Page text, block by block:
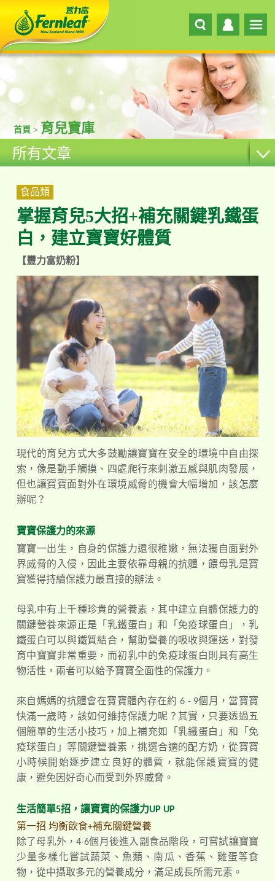
首頁 > 育兒寶庫
所有文章
食品類
掌握育兒5大招+補充關鍵乳鐵蛋
白，建立寶寶好體質
【豐力富奶粉】
現代的育兒方式大多鼓勵讓寶寶在安全的環境中自由探
索，像是動手觸摸、四處爬行來刺激五感與肌肉發展，
但也讓寶寶面對外在環境威脅的機會大幅增加，該怎麼
辦呢？
寶寶保護力的來源
寶寶一出生，自身的保護力還很稚嫩，無法獨自面對外
界威脅的入侵，因此主要依靠母親的抗體，餵母乳是寶
寶獲得持續保護力最直接的辦法。
母乳中有上千種珍貴的營養素，其中建立自體保護力的
關鍵營養來源正是「乳鐵蛋白」和「免疫球蛋白」，乳
鐵蛋白可以與鐵質結合，幫助營養的吸收與運送，對發
育中寶寶非常重要，而初乳中的免疫球蛋白則具有高生
物活性，兩者可以給予寶寶全面性的保護力。
來自媽媽的抗體會在寶寶體內存在約 6 - 9個月，當寶寶
快滿一歲時，該如何維持保護力呢？其實，只要透過五
個簡單的生活小技巧，加上補充如「乳鐵蛋白」和「免
疫球蛋白」等關鍵營養素，挑選合適的配方奶，從寶寶
小時候開始逐步建立良好的體質，就能保護寶寶的健
康，避免因好奇心而受到外界威脅。
生活簡單5招，讓寶寶的保護力UP UP
第一招 均衡飲食+補充關鍵營養
除了母乳外，4-6個月後進入副食品階段，可嘗試讓寶寶
少量多樣化嘗試蔬菜、魚類、南瓜、香蕉、雞蛋等食
物，從中攝取多元的營養成分，滿足成長所需元素。